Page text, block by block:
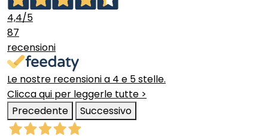
4,4/5
87
recensioni
Le nostre recensioni a 4 e 5 stelle.
Clicca qui per leggerle tutte >
Precedente
Successivo